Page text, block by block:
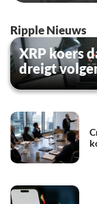
Ripple Nieuws
XRP koers
dreigt